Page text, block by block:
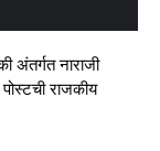
अंतर्गत नाराजी
राजकीय